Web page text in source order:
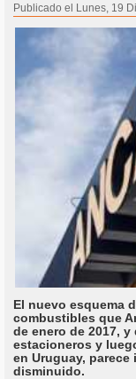
Publicado el Lunes, 19
El nuevo esquema
combustibles que
de enero de 2017,
estacioneros y
en Uruguay,
disminuido.